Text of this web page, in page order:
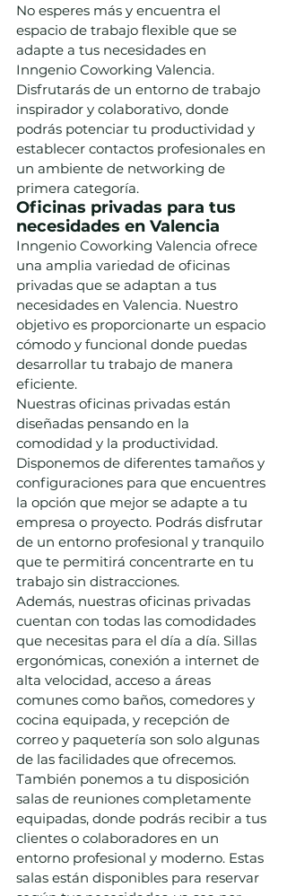
No esperes más y encuentra el
espacio de trabajo flexible que se
adapte a tus necesidades en
Inngenio Coworking Valencia.
Disfrutarás de un entorno de trabajo
inspirador y colaborativo, donde
podrás potenciar tu productividad y
establecer contactos profesionales en
un ambiente de networking de
primera categoría.
Oficinas privadas para tus
necesidades en Valencia
Inngenio Coworking Valencia ofrece
una amplia variedad de oficinas
privadas que se adaptan a tus
necesidades en Valencia. Nuestro
objetivo es proporcionarte un espacio
cómodo y funcional donde puedas
desarrollar tu trabajo de manera
eficiente.
Nuestras oficinas privadas están
diseñadas pensando en la
comodidad y la productividad.
Disponemos de diferentes tamaños y
configuraciones para que encuentres
la opción que mejor se adapte a tu
empresa o proyecto. Podrás disfrutar
de un entorno profesional y tranquilo
que te permitirá concentrarte en tu
trabajo sin distracciones.
Además, nuestras oficinas privadas
cuentan con todas las comodidades
que necesitas para el día a día. Sillas
ergonómicas, conexión a internet de
alta velocidad, acceso a áreas
comunes como baños, comedores y
cocina equipada, y recepción de
correo y paquetería son solo algunas
de las facilidades que ofrecemos.
También ponemos a tu disposición
salas de reuniones completamente
equipadas, donde podrás recibir a tus
clientes o colaboradores en un
entorno profesional y moderno. Estas
salas están disponibles para reservar